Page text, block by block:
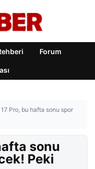
Forum
Pro, bu hafta sonu spor
sonu
Peki